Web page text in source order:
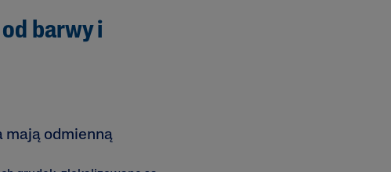
barwy i
mają odmienną